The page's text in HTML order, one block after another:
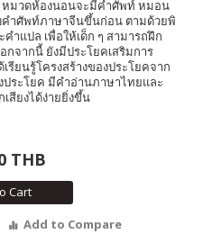
หมวดห้องนอนจะมีคำศัพท์ หมอน
คำศัพท์ภาษาจีนขึ้นก่อน ตามด้วยพิ
ำแปล เพื่อให้เด็ก ๆ สามารถฝึก
กจากนี้ ยังมีประโยคเสริมการ
รียนรู้โครงสร้างของประโยคจาก
ระโยค มีคำอ่านภาษาไทยและ
สียงได้ง่ายยิ่งขึ้น
THB
Cart
Add to Compare